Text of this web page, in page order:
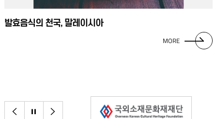
발효음식의 천국, 말레이시아
MORE
이전으로
정지